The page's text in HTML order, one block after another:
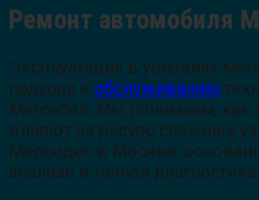
Ремонт автомобиля
Эксплуатация в условиях
подхода к обслуживанию
Mercedes. Мы понимаем, как
влияют на ресурс сложных
Мерседес в Москве,
анализе и точной диагностике.